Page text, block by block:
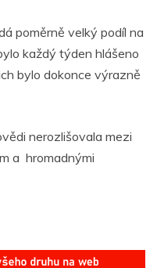
poměrně velký podíl na
každý týden hlášeno
bylo dokonce výrazně
nerozlišovala mezi
a hromadnými